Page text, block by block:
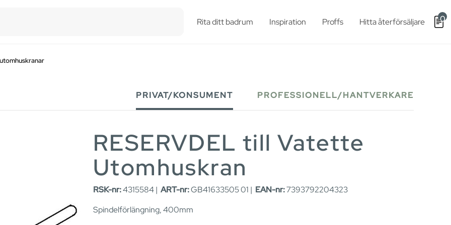
Rita ditt badrum Inspiration Proffs Hitta återförsäljare 0
PRIVAT/KONSUMENT PROFESSIONELL/HANTVERKARE
RESERVDEL till Vatette
Utomhuskran
RSK-nr:4315584 | ART-nr:GB41633505 01 | EAN-nr:7393792204323
Spindelförlängning, 400mm